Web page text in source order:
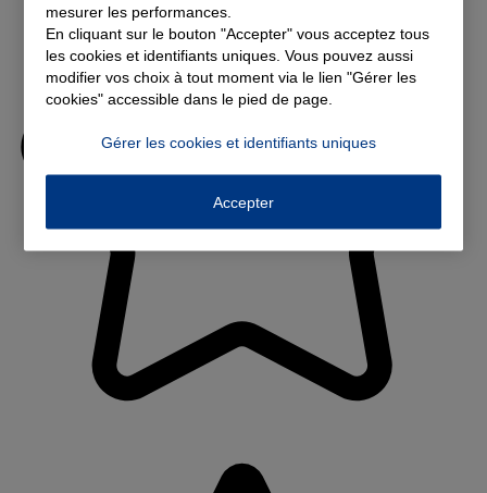
mesurer les performances.
En cliquant sur le bouton "Accepter" vous acceptez tous
les cookies et identifiants uniques. Vous pouvez aussi
modifier vos choix à tout moment via le lien "Gérer les
cookies" accessible dans le pied de page.
Gérer les cookies et identifiants uniques
Accepter